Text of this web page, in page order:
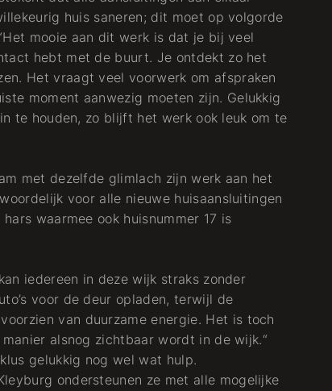
huis saneren; dit moet op volgorde
mooie aan dit werk is dat je bij veel
hebt met de buurt. Je ontdekt zo het
Het vraagt veel voorwerk om afspraken
moment aanwezig moeten zijn. Gelukkig
te houden, zo blijft het werk ook leuk om te
met dezelfde glimlach zijn werk aan het
voor alle nieuwe huisaansluitingen
waarmee ook huisnummer 17 is
iedereen in deze wijk straks zonder
voor de deur opladen, terwijl de
van duurzame energie. Het is toch
alsnog zichtbaar wordt in de wijk.“
gelukkig nog wel wat hulp.
ondersteunen ze met alle mogelijke